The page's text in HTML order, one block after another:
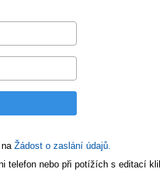
Žádost o zaslání údajů.
telefon nebo při potížích s editací